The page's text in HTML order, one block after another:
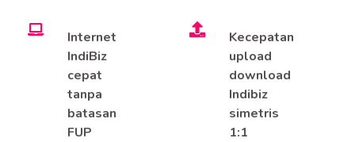
Internet
IndiBiz
cepat
tanpa
batasan
FUP
Kecepatan
upload
download
Indibiz
simetris
1:1